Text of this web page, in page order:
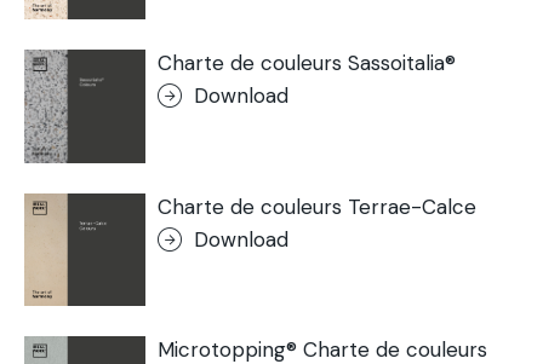
Charte de couleurs Sassoitalia®
Download
Charte de couleurs Terrae-Calce
Download
Microtopping® Charte de couleurs